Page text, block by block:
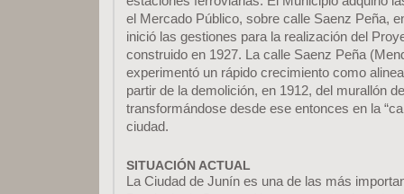
el Mercado Público, sobre calle Saenz Peña,
inició las gestiones para la realización del
construido en 1927. La calle Saenz Peña
experimentó un rápido crecimiento como
partir de la demolición, en 1912, del murallón
transformándose desde ese entonces en la
ciudad.
SITUACIÓN ACTUAL
La Ciudad de Junín es una de las más